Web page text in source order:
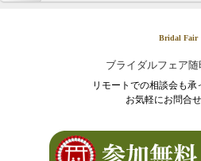
Bridal Fair
ブライダルフェア随
リモートでの相談会も承
お気軽にお問合